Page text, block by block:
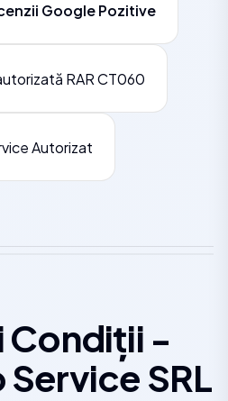
Google Pozitive
RAR CT060
Autorizat
Condiții -
SRL